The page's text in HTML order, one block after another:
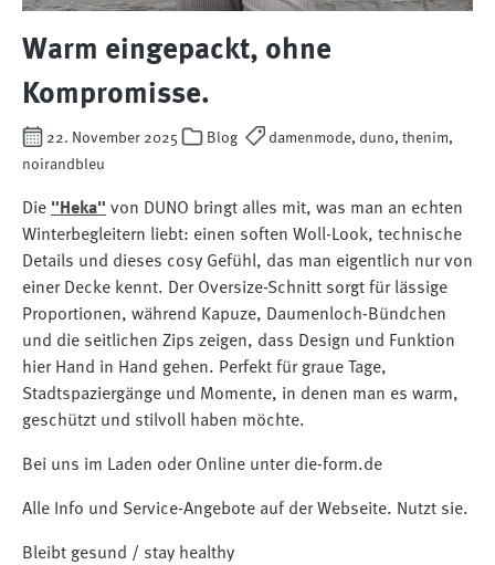
Warm eingepackt, ohne
Kompromisse.
22. November 2025 Blog
damenmode, duno, thenim,
noirandbleu
Die "Heka" von DUNO bringt alles mit, was man an echten
Winterbegleitern liebt: einen soften Woll-Look, technische
Details und dieses cosy Gefühl, das man eigentlich nur von
einer Decke kennt. Der Oversize-Schnitt sorgt für lässige
Proportionen, während Kapuze, Daumenloch-Bündchen
und die seitlichen Zips zeigen, dass Design und Funktion
hier Hand in Hand gehen. Perfekt für graue Tage,
Stadtspaziergänge und Momente, in denen man es warm,
geschützt und stilvoll haben möchte.
Bei uns im Laden oder Online unter die-form.de
Alle Info und Service-Angebote auf der Webseite. Nutzt sie.
Bleibt gesund / stay healthy